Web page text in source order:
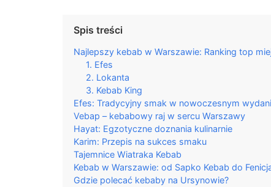
Spis treści
Najlepszy kebab w Warszawie: Ranking top
1. Efes
2. Lokanta
3. Kebab King
Efes: Tradycyjny smak w nowoczesnym
Vebap – kebabowy raj w sercu Warszawy
Hayat: Egzotyczne doznania kulinarnie
Karim: Przepis na sukces smaku
Tajemnice Wiatraka Kebab
Kebab w Warszawie: od Sapko Kebab do
Gdzie polecać kebaby na Ursynowie?